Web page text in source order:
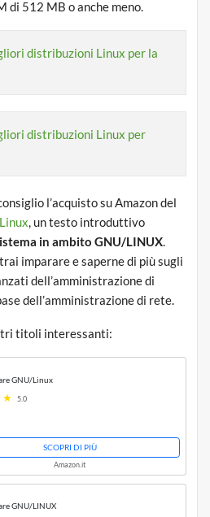
di 512 MB o anche meno.
distribuzioni Linux per la
distribuzioni Linux per
l’acquisto su Amazon del
, un testo introduttivo
in ambito GNU/LINUX.
imparare e saperne di più sugli
dell’amministrazione di
dell’amministrazione di rete.
titoli interessanti:
GNU/Linux
5.0
SCOPRI DI PIÙ
Amazon.it
GNU/LINUX